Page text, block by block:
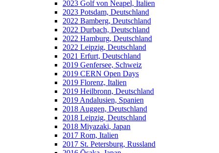
2023 Golf von Neapel, Italien
2023 Potsdam, Deutschland
2022 Bamberg, Deutschland
2022 Durbach, Deutschland
2022 Hamburg, Deutschland
2022 Leipzig, Deutschland
2021 Erfurt, Deutschland
2019 Genfersee, Schweiz
2019 CERN Open Days
2019 Florenz, Italien
2019 Heilbronn, Deutschland
2019 Andalusien, Spanien
2018 Auggen, Deutschland
2018 Leipzig, Deutschland
2018 Miyazaki, Japan
2017 Rom, Italien
2017 St. Petersburg, Russland